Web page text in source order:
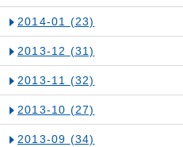
2014-01 (23)
2013-12 (31)
2013-11 (32)
2013-10 (27)
2013-09 (34)